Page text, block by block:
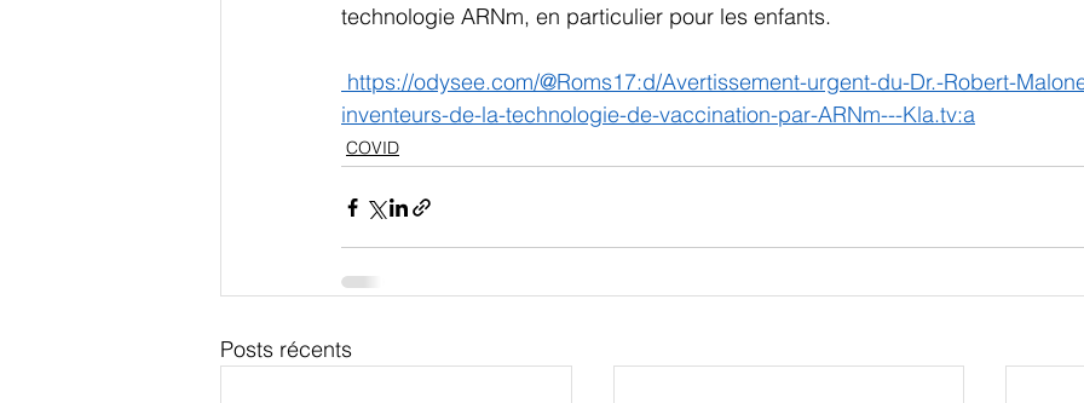
technologie ARNm, en particulier pour les enfants.
inventeurs-de-la-technologie-de-vaccination-par-ARNm---Kla.tv:a
COVID
Posts récents